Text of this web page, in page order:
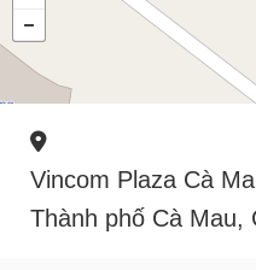
Vincom Plaza Cà
Thành phố Cà Mau,